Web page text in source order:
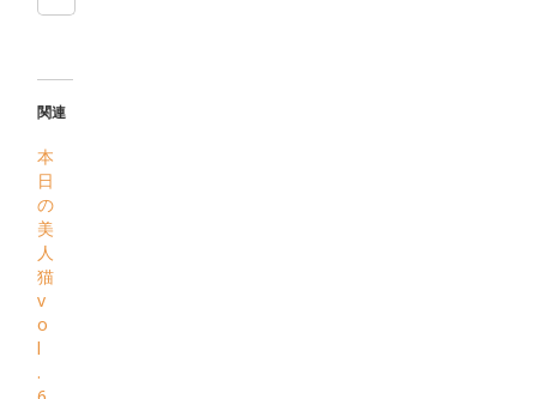
関連
本
日
の
美
人
猫
v
o
l
.